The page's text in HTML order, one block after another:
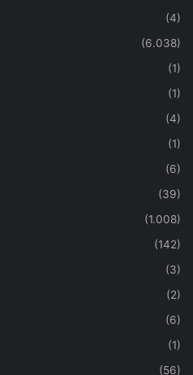
(4)
(6.038)
(1)
(1)
(4)
(1)
(6)
(39)
(1.008)
(142)
(3)
(2)
(6)
(1)
(56)